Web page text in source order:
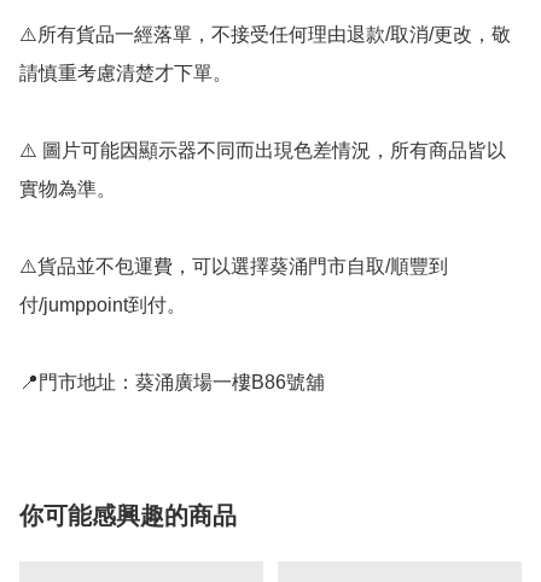
⚠️所有貨品一經落單，不接受任何理由退款/取消/更改，敬
請慎重考慮清楚才下單。
⚠️ 圖片可能因顯示器不同而出現色差情況，所有商品皆以
實物為準。
⚠️貨品並不包運費，可以選擇葵涌門市自取/順豐到
付/jumppoint到付。
📍門市地址：葵涌廣場一樓B86號舖
你可能感興趣的商品